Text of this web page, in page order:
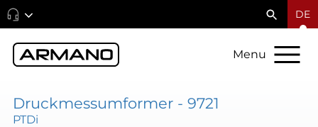
DE
Menu
Druckmessumformer - 9721
PTDi